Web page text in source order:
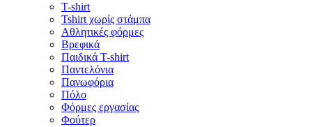
T-shirt
Tshirt χωρίς στάμπα
Αθλητικές φόρμες
Βρεφικά
Παιδικά T-shirt
Παντελόνια
Πανωφόρια
Πόλο
Φόρμες εργασίας
Φούτερ